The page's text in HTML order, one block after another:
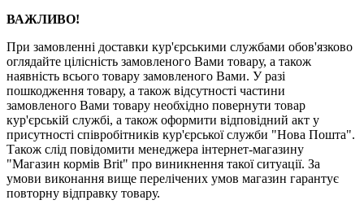
ВАЖЛИВО!
При замовленні доставки кур'єрськими службами обов'язково
оглядайте цілісність замовленого Вами товару, а також
наявність всього товару замовленого Вами. У разі
пошкодження товару, а також відсутності частини
замовленого Вами товару необхідно повернути товар
кур'єрській службі, а також оформити відповідний акт у
присутності співробітників кур'єрської служби "Нова Пошта".
Також слід повідомити менеджера інтернет-магазину
"Магазин кормів Brit" про виникнення такої ситуації. За
умови виконання вище перелічених умов магазин гарантує
повторну відправку товару.